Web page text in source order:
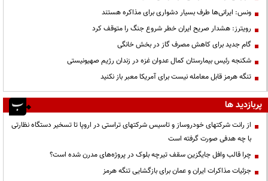
ونس: ایرانی‌ها طرف بسیار دشواری برای مذاکره هستند
رویترز: هشدار صریح ایران خطر شروع جنگ را متوقف کرد
گام جدید برای کاهش مصرف گاز در بخش خانگی
شکنجه رئیس بیمارستان کمال عدوان غزه در زندان رژیم صهیونیستی
تنگه هرمز قابل معامله نیست برای آمریکا معبر باز نکنید
پربازدید ها
از رانت‌ شرکتهای خودروساز و تاسیس شرکتهای تراستی در اروپا تا تسخیر دستگاه نظارتی
با چه هدفی صورت گرفته است
چرا قالب وافل جایگزین سقف تیرچه بلوک در پروژه‌های مدرن شده است؟
جزئیات مذاکرات ایران و عمان برای بازگشایی تنگه هرمز